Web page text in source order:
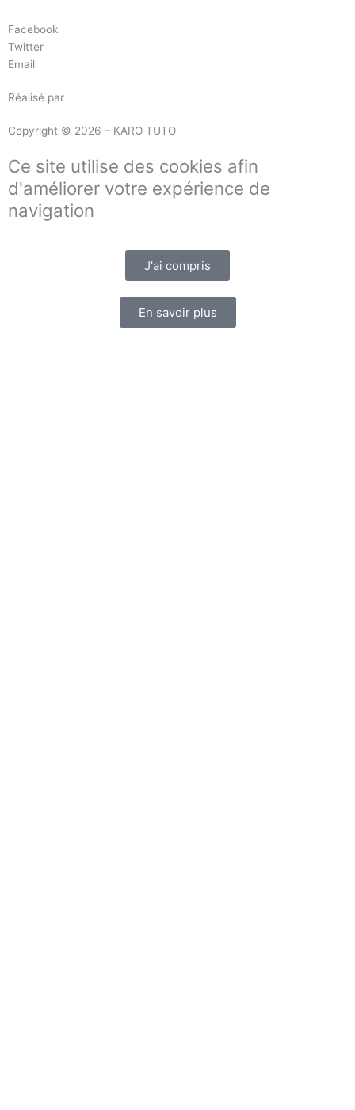
Facebook
Twitter
Email
Réalisé par
Copyright © 2026 – KARO TUTO
Ce site utilise des cookies afin
d'améliorer votre expérience de
navigation
J'ai compris
En savoir plus